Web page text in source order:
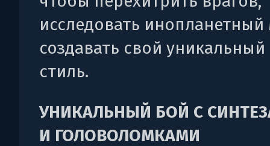
исследовать
создавать свой
стиль.
УНИКАЛЬНЫЙ БОЙ С
И ГОЛОВОЛОМКАМИ